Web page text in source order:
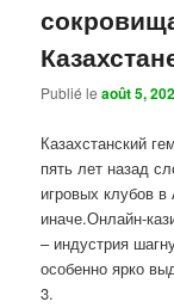
Publié leaoût 5,
Казахстанский
пять лет назад
игровых клубов
иначе.Онлайн-
– индустрия
особенно ярко
3.